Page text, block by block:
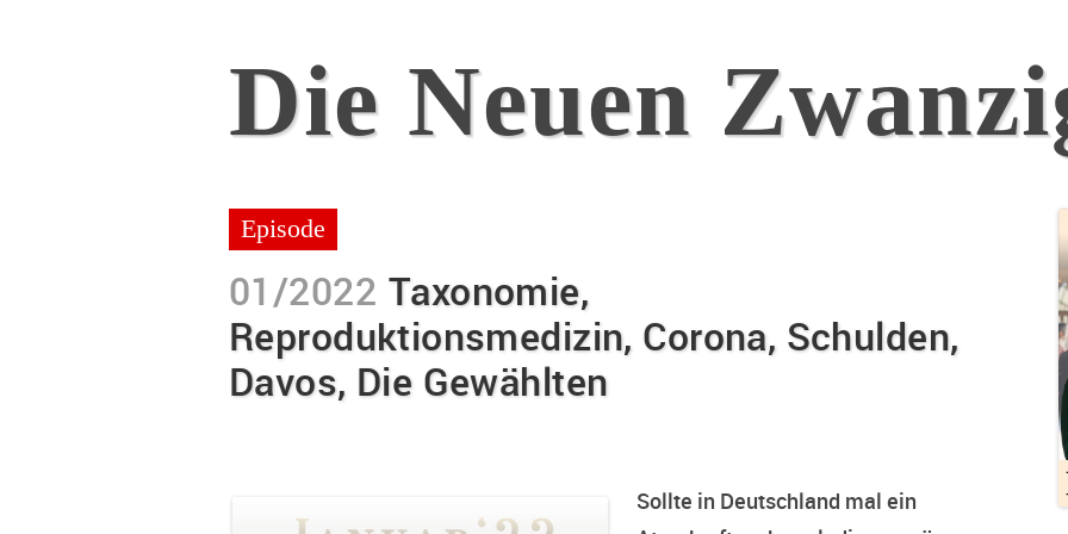
Die Neuen
Episode
01/2022 Taxonomie,
Reproduktionsmedizin, Corona, Schulden,
Davos, Die Gewählten
Sollte in Deutschland mal ein